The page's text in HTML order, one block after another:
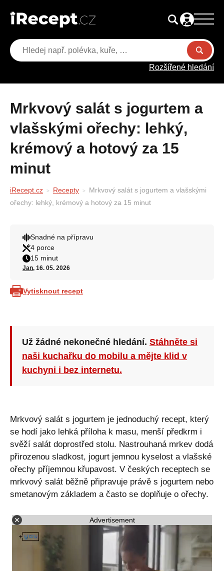
Rozšířené hledání
Mrkvový salát s jogurtem a
vlašskými ořechy: lehký,
krémový a hotový za 15
minut
iRecept.cz Recepty
Mrkvový salát s jogurtem a vlašskými
ořechy: lehký, krémový a hotový za 15 minut
Snadné na přípravu
4 porce
15 minut
Jan, 16. 05. 2026
Vytisknout recept
Už žádné nekonečné hledání. Stáhněte si
naši kuchařku do mobilu a mějte klid v
kuchyni i bez internetu.
Mrkvový salát s jogurtem je jednoduchý recept, který
se hodí jako lehká příloha k masu, menší předkrm i
svěží salát doprostřed stolu. Nastrouhaná mrkev dodá
přirozenou sladkost, jogurt jemnou kyselost a vlašské
ořechy příjemnou křupavost. V českých receptech se
mrkvový salát běžně připravuje právě s jogurtem nebo
smetanovým základem a často se doplňuje o ořechy.
Advertisement